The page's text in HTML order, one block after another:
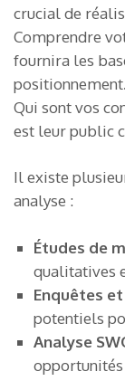
crucial de
Comprendre
fournira les
Qui sont vos
est leur public
Il existe
analyse :
Études de
qualitatives
Enquêtes
potentiels
Analyse
opportunités